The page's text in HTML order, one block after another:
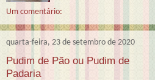
Um comentário:
quarta-feira, 23 de setembro de 2020
Pudim de Pão ou Pudim de
Padaria